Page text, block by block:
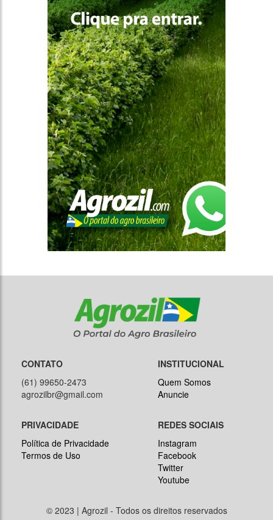
CONTATO
(61) 99650-2473
agrozilbr@gmail.com
INSTITUCIONAL
Quem Somos
Anuncie
PRIVACIDADE
Política de Privacidade
Termos de Uso
REDES SOCIAIS
Instagram
Facebook
Twitter
Youtube
© 2023 | Agrozil - Todos os direitos reservados